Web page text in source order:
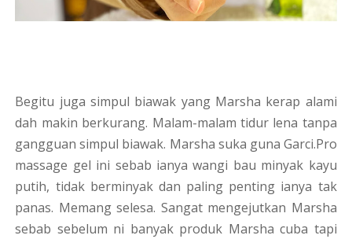
Begitu juga simpul biawak yang Marsha kerap alami
dah makin berkurang. Malam-malam tidur lena tanpa
gangguan simpul biawak. Marsha suka guna Garci.Pro
massage gel ini sebab ianya wangi bau minyak kayu
putih, tidak berminyak dan paling penting ianya tak
panas. Memang selesa. Sangat mengejutkan Marsha
sebab sebelum ni banyak produk Marsha cuba tapi